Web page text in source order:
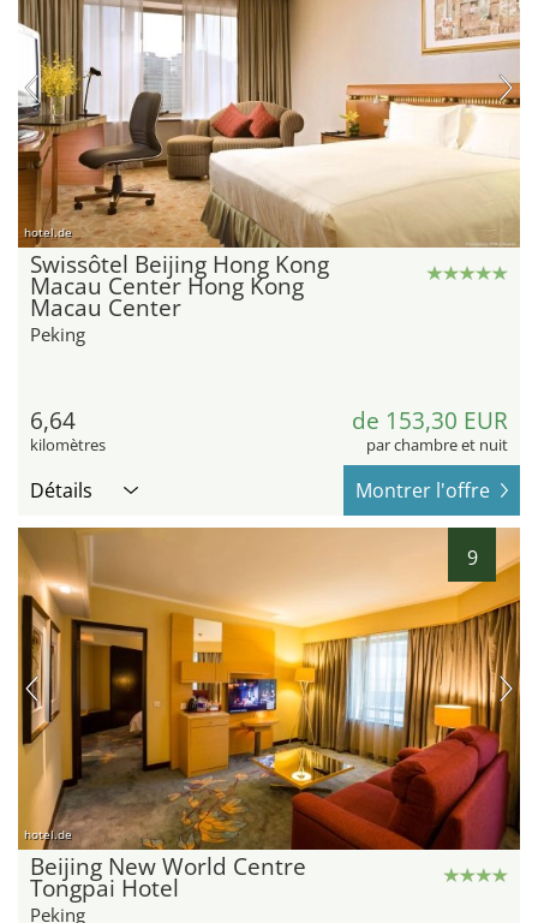
hotel.de
Swissôtel Beijing Hong Kong
Macau Center Hong Kong
Macau Center
Peking
6,64
kilomètres
de 153,30 EUR
par chambre et nuit
Détails Montrer l'offre
9
hotel.de
Beijing New World Centre
Tongpai Hotel
Peking